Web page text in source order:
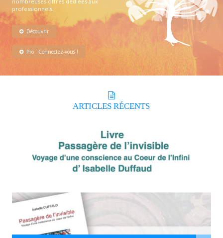
professionnels.
Découvrir
Pro : Connectez-vous !
ARTICLES RÉCENTS